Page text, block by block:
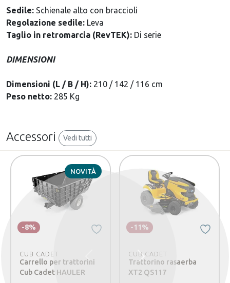
Sedile: Schienale alto con braccioli
Regolazione sedile: Leva
Taglio in retromarcia (RevTEK): Di serie
DIMENSIONI
Dimensioni (L / B / H): 210 / 142 / 116 cm
Peso netto: 285 Kg
Accessori Vedi tutti
NOVITÀ
CUB CADET
Carrello per trattorini
Cub Cadet HAULER
-8%
CUB CADET
Trattorino rasaerba
XT2 QS117
-11%
Precedente Successivo
ottieni il 7% di sconto
sul tuo primo acquisto